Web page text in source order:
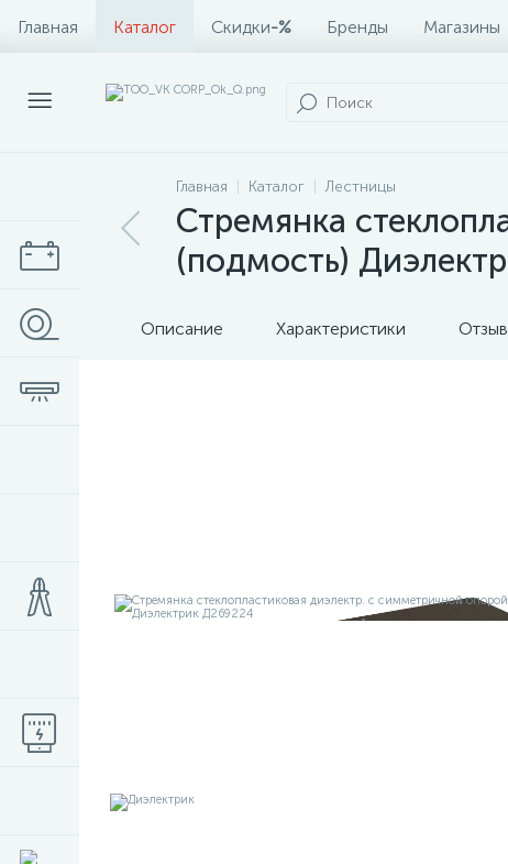
Главная Каталог Скидки-% Бренды Магазины
Главная Каталог Лестницы
Стремянка
(подмость)
Описание Характеристики